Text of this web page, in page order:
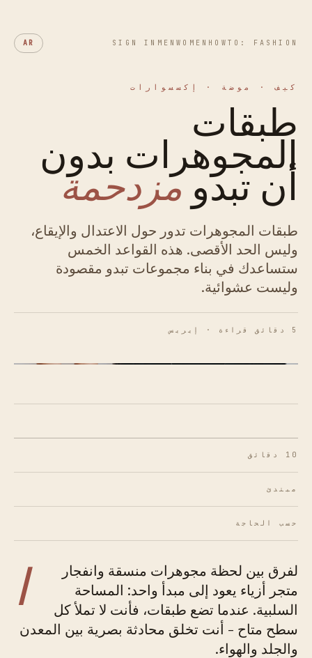
HOWTO: FASHION
WOMEN
MEN
SIGN IN
AR
كيف · موضة · إكسسوارات
طبقات
المجوهرات بدون
أن تبدومزدحمة
طبقات المجوهرات تدور حول الاعتدال والإيقاع،
وليس الحد الأقصى. هذه القواعد الخمس
ستساعدك في بناء مجموعات تبدو مقصودة
وليست عشوائية.
5 دقائق قراءة · إيريس
10 دقائق
مبتدئ
حسب الحاجة
ا
لفرق بين لحظة مجوهرات منسقة وانفجار
متجر أزياء يعود إلى مبدأ واحد: المساحة
السلبية. عندما تضع طبقات، فأنت لا تملأ كل
سطح متاح - أنت تخلق محادثة بصرية بين المعدن
والجلد والهواء.